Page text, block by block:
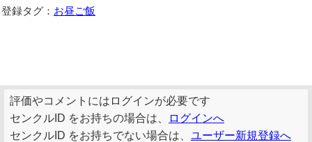
登録タグ： お昼ご飯
評価やコメントにはログインが必要です
センクルID をお持ちの場合は、
ログインへ
センクルID をお持ちでない場合は、 ユーザー新規登録へ